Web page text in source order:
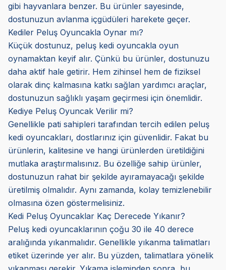
gibi hayvanlara benzer. Bu ürünler sayesinde,
dostunuzun avlanma içgüdüleri harekete geçer.
Kediler Peluş Oyuncakla Oynar mı?
Küçük dostunuz, peluş kedi oyuncakla oyun
oynamaktan keyif alır. Çünkü bu ürünler, dostunuzu
daha aktif hale getirir. Hem zihinsel hem de fiziksel
olarak dinç kalmasına katkı sağlan yardımcı araçlar,
dostunuzun sağlıklı yaşam geçirmesi için önemlidir.
Kediye Peluş Oyuncak Verilir mi?
Genellikle pati sahipleri tarafından tercih edilen peluş
kedi oyuncakları, dostlarınız için güvenlidir. Fakat bu
ürünlerin, kalitesine ve hangi ürünlerden üretildiğini
mutlaka araştırmalısınız. Bu özelliğe sahip ürünler,
dostunuzun rahat bir şekilde ayıramayacağı şekilde
üretilmiş olmalıdır. Aynı zamanda, kolay temizlenebilir
olmasına özen göstermelisiniz.
Kedi Peluş Oyuncaklar Kaç Derecede Yıkanır?
Peluş kedi oyuncaklarının çoğu 30 ile 40 derece
aralığında yıkanmalıdır. Genellikle yıkanma talimatları
etiket üzerinde yer alır. Bu yüzden, talimatlara yönelik